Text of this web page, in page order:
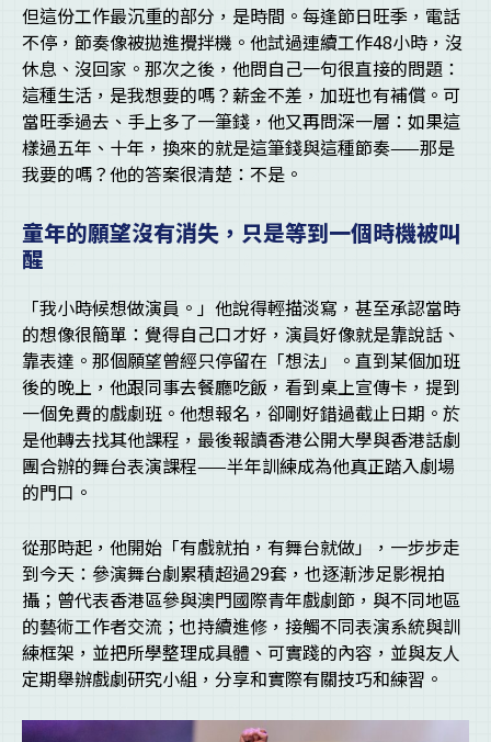
但這份工作最沉重的部分，是時間。每逢節日旺季，電話
不停，節奏像被拋進攪拌機。他試過連續工作48小時，沒
休息、沒回家。那次之後，他問自己一句很直接的問題：
這種生活，是我想要的嗎？薪金不差，加班也有補償。可
當旺季過去、手上多了一筆錢，他又再問深一層：如果這
樣過五年、十年，換來的就是這筆錢與這種節奏——那是
我要的嗎？他的答案很清楚：不是。
童年的願望沒有消失，只是等到一個時機被叫
醒
「我小時候想做演員。」他說得輕描淡寫，甚至承認當時
的想像很簡單：覺得自己口才好，演員好像就是靠說話、
靠表達。那個願望曾經只停留在「想法」。直到某個加班
後的晚上，他跟同事去餐廳吃飯，看到桌上宣傳卡，提到
一個免費的戲劇班。他想報名，卻剛好錯過截止日期。於
是他轉去找其他課程，最後報讀香港公開大學與香港話劇
團合辦的舞台表演課程——半年訓練成為他真正踏入劇場
的門口。
從那時起，他開始「有戲就拍，有舞台就做」，一步步走
到今天：參演舞台劇累積超過29套，也逐漸涉足影視拍
攝；曾代表香港區參與澳門國際青年戲劇節，與不同地區
的藝術工作者交流；也持續進修，接觸不同表演系統與訓
練框架，並把所學整理成具體、可實踐的內容，並與友人
定期舉辦戲劇研究小組，分享和實際有關技巧和練習。